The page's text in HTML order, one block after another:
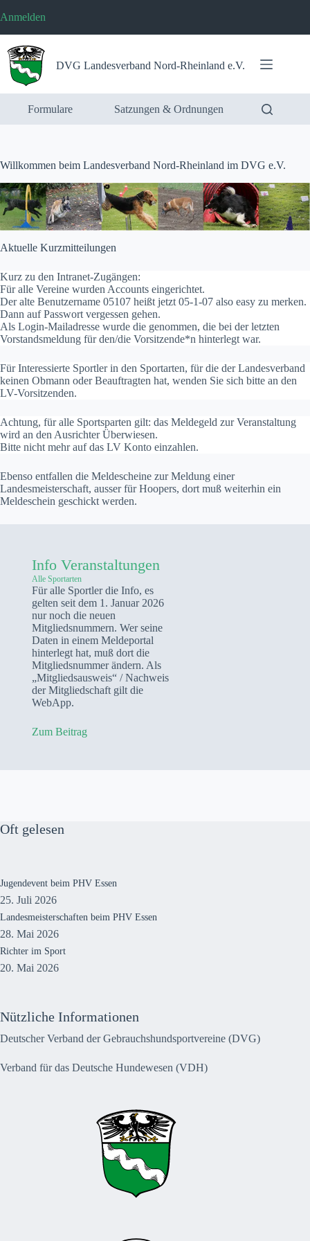
Inhalt
Anmelden
DVG Landesverband Nord-Rheinland e.V.
Formulare Satzungen & Ordnungen
Willkommen beim Landesverband Nord-Rheinland im DVG e.V.
Aktuelle Kurzmitteilungen
Kurz zu den Intranet-Zugängen:
Für alle Vereine wurden Accounts eingerichtet.
Der alte Benutzername 05107 heißt jetzt 05-1-07 also easy zu merken.
Dann auf Passwort vergessen gehen.
Als Login-Mailadresse wurde die genommen, die bei der letzten
Vorstandsmeldung für den/die Vorsitzende*n hinterlegt war.
Für Interessierte Sportler in den Sportarten, für die der Landesverband
keinen Obmann oder Beauftragten hat, wenden Sie sich bitte an den
LV-Vorsitzenden.
Achtung, für alle Sportsparten gilt: das Meldegeld zur Veranstaltung
wird an den Ausrichter Überwiesen.
Bitte nicht mehr auf das LV Konto einzahlen.
Ebenso entfallen die Meldescheine zur Meldung einer
Landesmeisterschaft, ausser für Hoopers, dort muß weiterhin ein
Meldeschein geschickt werden.
Info Veranstaltungen
Alle Sportarten
Für alle Sportler die Info, es
gelten seit dem 1. Januar 2026
nur noch die neuen
Mitgliedsnummern. Wer seine
Daten in einem Meldeportal
hinterlegt hat, muß dort die
Mitgliedsnummer ändern. Als
„Mitgliedsausweis“ / Nachweis
der Mitgliedschaft gilt die
WebApp.
Zum Beitrag
Oft gelesen
Jugendevent beim PHV Essen
25. Juli 2026
Landesmeisterschaften beim PHV Essen
28. Mai 2026
Richter im Sport
20. Mai 2026
Nützliche Informationen
Deutscher Verband der Gebrauchshundsportvereine (DVG)
Verband für das Deutsche Hundewesen (VDH)